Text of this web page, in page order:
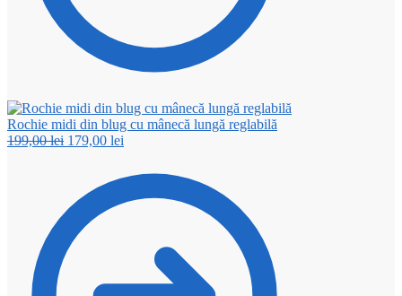
Rochie midi din blug cu mânecă lungă reglabilă
199,00lei Prețul
fost:
199,00 lei.
179,00 lei
este: